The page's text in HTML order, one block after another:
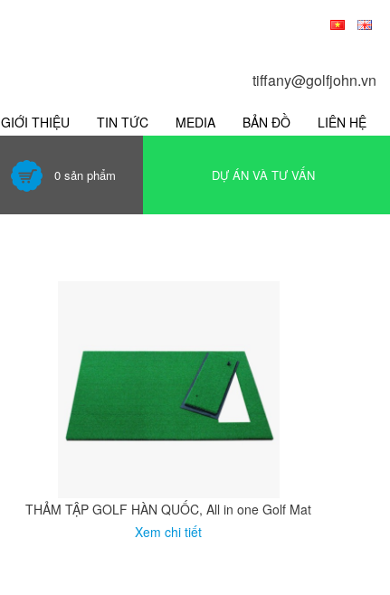
tiffany@golfjohn.vn
GIỚI THIỆU TIN TỨC MEDIA BẢN ĐỒ LIÊN HỆ
DỰ ÁN VÀ TƯ VẤN
0 sản phẩm
THẢM TẬP GOLF HÀN QUỐC, All in one Golf Mat
Xem chi tiết